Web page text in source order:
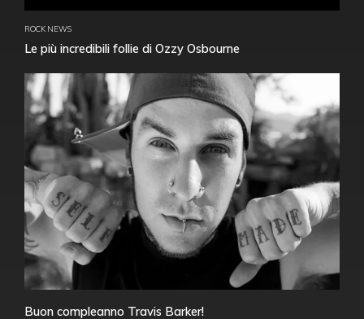
ROCK NEWS
Le più incredibili follie di Ozzy Osbourne
Buon compleanno Travis Barker!